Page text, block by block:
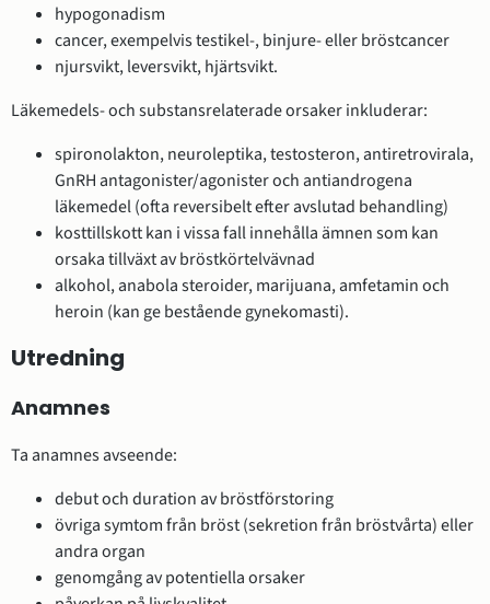
hypogonadism
cancer, exempelvis testikel-, binjure- eller bröstcancer
njursvikt, leversvikt, hjärtsvikt.
Läkemedels- och substansrelaterade orsaker inkluderar:
spironolakton, neuroleptika, testosteron, antiretrovirala,
GnRH antagonister/agonister och antiandrogena
läkemedel (ofta reversibelt efter avslutad behandling)
kosttillskott kan i vissa fall innehålla ämnen som kan
orsaka tillväxt av bröstkörtelvävnad
alkohol, anabola steroider, marijuana, amfetamin och
heroin (kan ge bestående gynekomasti).
Utredning
Anamnes
Ta anamnes avseende:
debut och duration av bröstförstoring
övriga symtom från bröst (sekretion från bröstvårta) eller
andra organ
genomgång av potentiella orsaker